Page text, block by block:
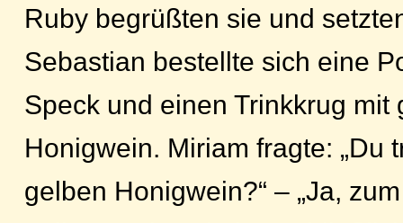
Ruby begrüßten sie und
Sebastian bestellte sich eine
Speck und einen Trinkkrug mit
Honigwein. Miriam fragte: „Du
gelben Honigwein?“ – „Ja,